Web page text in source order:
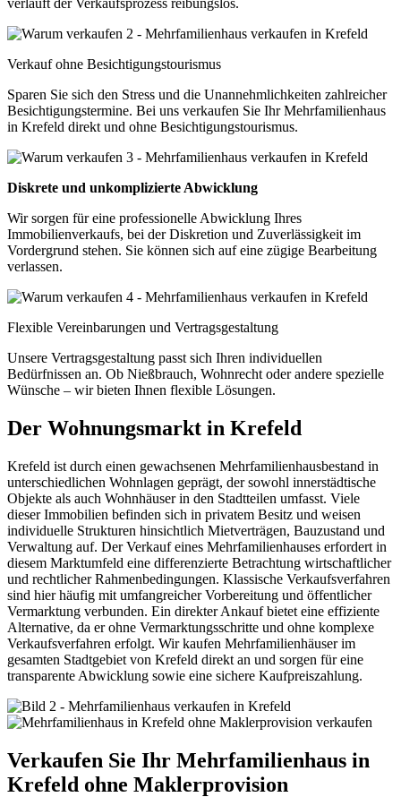
verläuft der Verkaufsprozess reibungslos.
Verkauf ohne Besichtigungstourismus
Sparen Sie sich den Stress und die Unannehmlichkeiten zahlreicher
Besichtigungstermine. Bei uns verkaufen Sie Ihr Mehrfamilienhaus
in Krefeld direkt und ohne Besichtigungstourismus.
Diskrete und unkomplizierte Abwicklung
Wir sorgen für eine professionelle Abwicklung Ihres
Immobilienverkaufs, bei der Diskretion und Zuverlässigkeit im
Vordergrund stehen. Sie können sich auf eine zügige Bearbeitung
verlassen.
Flexible Vereinbarungen und Vertragsgestaltung
Unsere Vertragsgestaltung passt sich Ihren individuellen
Bedürfnissen an. Ob Nießbrauch, Wohnrecht oder andere spezielle
Wünsche – wir bieten Ihnen flexible Lösungen.
Der Wohnungsmarkt in Krefeld
Krefeld ist durch einen gewachsenen Mehrfamilienhausbestand in
unterschiedlichen Wohnlagen geprägt, der sowohl innerstädtische
Objekte als auch Wohnhäuser in den Stadtteilen umfasst. Viele
dieser Immobilien befinden sich in privatem Besitz und weisen
individuelle Strukturen hinsichtlich Mietverträgen, Bauzustand und
Verwaltung auf. Der Verkauf eines Mehrfamilienhauses erfordert in
diesem Marktumfeld eine differenzierte Betrachtung wirtschaftlicher
und rechtlicher Rahmenbedingungen. Klassische Verkaufsverfahren
sind hier häufig mit umfangreicher Vorbereitung und öffentlicher
Vermarktung verbunden. Ein direkter Ankauf bietet eine effiziente
Alternative, da er ohne Vermarktungsschritte und ohne komplexe
Verkaufsverfahren erfolgt. Wir kaufen Mehrfamilienhäuser im
gesamten Stadtgebiet von Krefeld direkt an und sorgen für eine
transparente Abwicklung sowie eine sichere Kaufpreiszahlung.
Verkaufen Sie Ihr Mehrfamilienhaus in
Krefeld ohne Maklerprovision